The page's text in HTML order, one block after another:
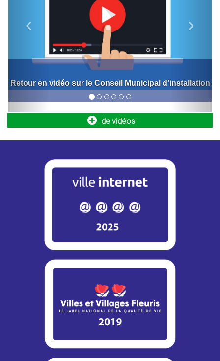
aux seniors de 64 ans et plus, aux personnes à mobilité
Bornes de recharge pour véhicules
électriques
Engagée dans la transition écologique et le développement
Opération Tranquillité Absence : partez en
vacances l’esprit serein !
Vous vous absentez pendant les vacances d’été ? La
Police municipale peut assurer une surveillance régulière...
marché
de vidéos